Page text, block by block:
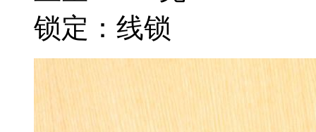
锁定：线锁